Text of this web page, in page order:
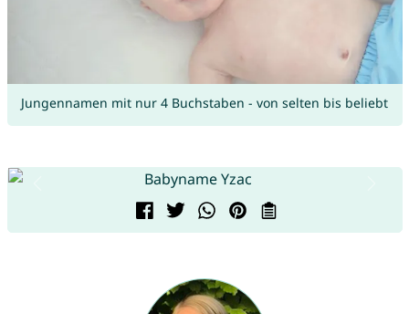
Jungennamen mit nur 4 Buchstaben - von selten bis beliebt